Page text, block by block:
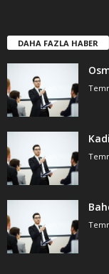
DAHA FAZLA HABER